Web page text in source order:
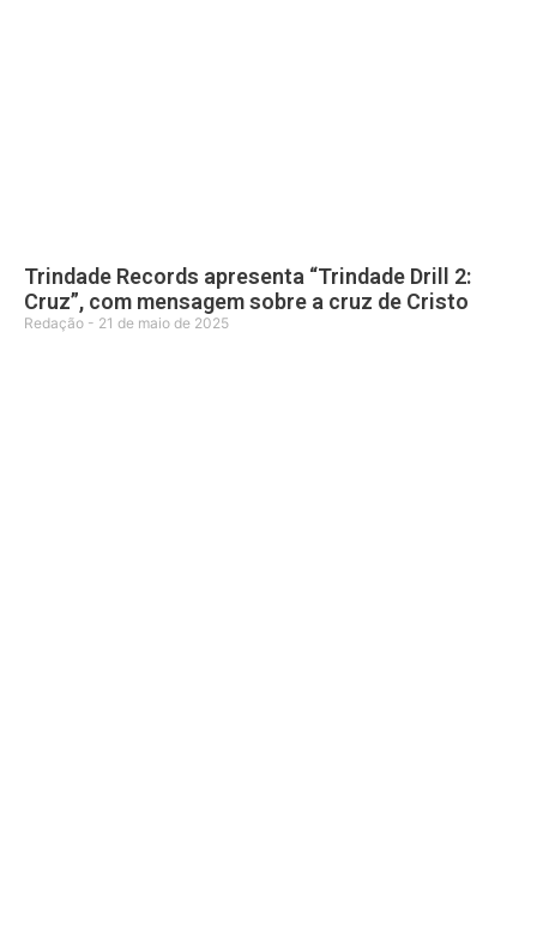
Trindade Records apresenta “Trindade Drill 2:
Cruz”, com mensagem sobre a cruz de Cristo
Redação 21 de maio de 2025